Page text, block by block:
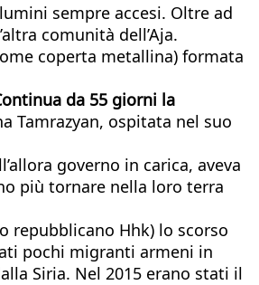
sempre accesi. Oltre ad
comunità dell’Aja.
coperta metallina) formata
da 55 giorni la
Tamrazyan, ospitata nel suo
governo in carica, aveva
più tornare nella loro terra
repubblicano Hhk) lo scorso
pochi migranti armeni in
Siria. Nel 2015 erano stati il